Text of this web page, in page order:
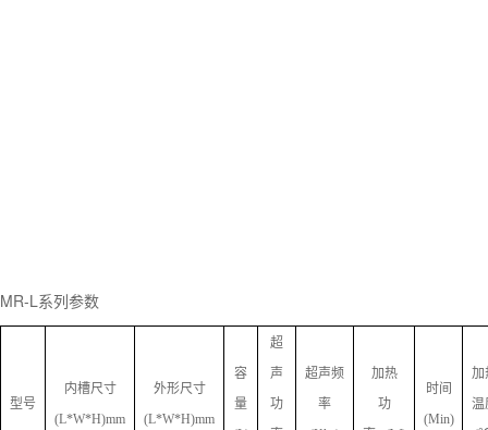
MR-L系列参数
型号
内槽尺寸
(L*W*H)mm
外形尺寸
(L*W*H)mm
容
量
超
声
功
超声频
率
加热
功
时间
(Min)
加
温